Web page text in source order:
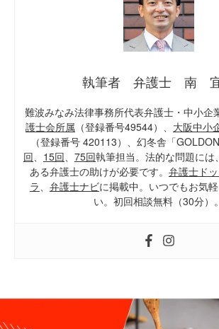
執筆者 弁護士 南
難波みなみ法律事務所代表弁護士・中小企
護士会所属 （登録番号49544）、 大阪中小
（登録番号 420113）、幻冬舎「
回、 15回、 75回執筆担当。法的な問題には
ある弁護士の助けが必要です。 弁護士ド
ラ、 弁護士ナビに掲載中。いつでもお気
い。初回相談無料（30分）。